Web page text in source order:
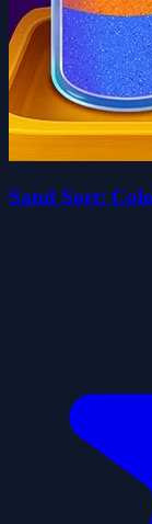
Sand Sort: